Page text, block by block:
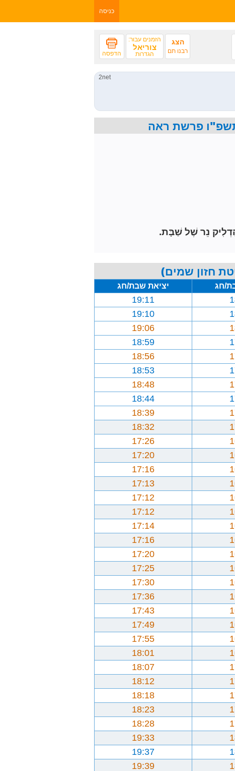
כניסה
הצג
רבנו תם
הזמנים עבור:
צוריאל
הגדרות הדפסה
נֵר שֶׁל שַׁבָּת.
חזון שמים)
חג יציאת שבת/חג
19:11
19:10
19:06
18:59
18:56
18:53
18:48
18:44
18:39
18:32
17:26
17:20
17:16
17:13
17:12
17:12
17:14
17:16
17:20
17:25
17:30
17:36
17:43
17:49
17:55
18:01
18:07
18:12
18:18
18:23
18:28
19:33
19:37
19:39